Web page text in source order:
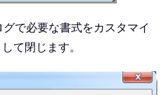
グで必要な書式をカスタマイ
て閉じます。